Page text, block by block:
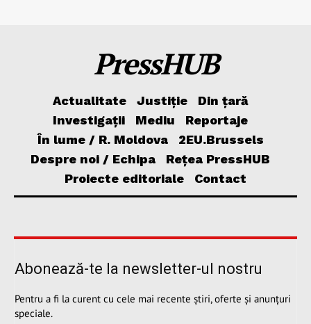
PressHUB
Actualitate Justiție
Din țară
Investigații
Mediu
Reportaje
În lume / R. Moldova
2EU.Brussels
Despre noi / Echipa
Rețea PressHUB
Proiecte editoriale
Contact
Abonează-te la newsletter-ul nostru
Pentru a fi la curent cu cele mai recente știri, oferte și anunțuri
speciale.